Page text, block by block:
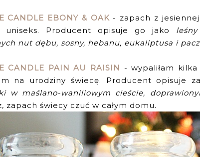
CANDLE EBONY & OAK- zapach z
uniseks. Producent opisuje go jako
nut dębu, sosny, hebanu, eukaliptusa i
CANDLE PAIN AU RAISIN - wypaliłam
na urodziny świecę. Producent opisuje
w maślano-waniliowym cieście,
zapach świecy czuć w całym domu.